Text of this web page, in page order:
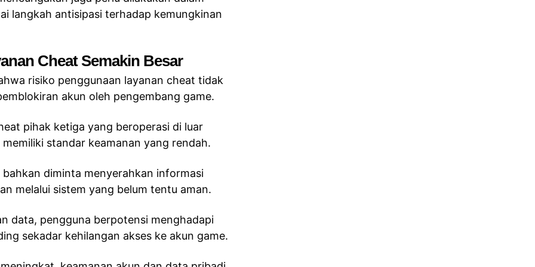
langkah antisipasi terhadap kemungkinan
Cheat Semakin Besar
risiko penggunaan layanan cheat tidak
akun oleh pengembang game.
pihak ketiga yang beroperasi di luar
standar keamanan yang rendah.
diminta menyerahkan informasi
melalui sistem yang belum tentu aman.
data, pengguna berpotensi menghadapi
sekadar kehilangan akses ke akun game.